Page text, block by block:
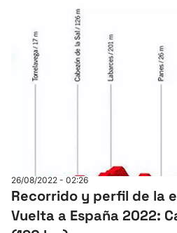
26/08/2022 - 02:26
Recorrido y perfil de la
Vuelta a España 2022: